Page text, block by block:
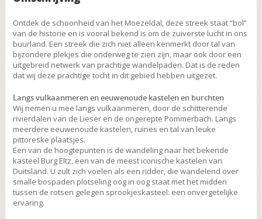
Ontdek de schoonheid van het Moezeldal, deze streek staat “bol”
van de historie en is vooral bekend is om de zuiverste lucht in ons
buurland. Een streek die zich niet alleen kenmerkt door tal van
bijzondere plekjes die onderweg te zien zijn, maar ook door een
uitgebreid netwerk van prachtige wandelpaden. Dat is de reden
dat wij deze prachtige tocht in dit gebied hebben uitgezet.
Langs vulkaanmeren en eeuwenoude kastelen en burchten
Wij nemen u mee langs vulkaanmeren, door de schitterende
rivierdalen van de Lieser en de ongerepte Pommerbach. Langs
meerdere eeuwenoude kastelen, ruïnes en tal van leuke
pittoreske plaatsjes.
Een van de hoogtepunten is de wandeling naar het bekende
kasteel Burg Eltz, een van de meest iconische kastelen van
Duitsland. U zult zich voelen als een ridder, die wandelend over
smalle bospaden plotseling oog in oog staat met het midden
tussen de rotsen gelegen sprookjeskasteel: een onvergetelijke
ervaring.